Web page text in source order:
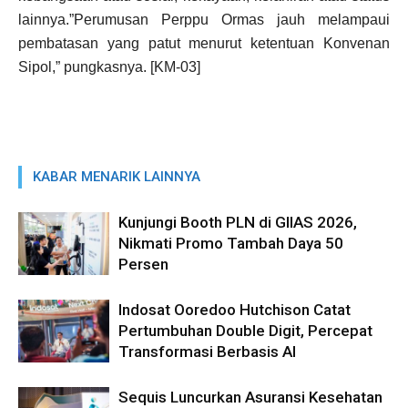
lainnya.”Perumusan Perppu Ormas jauh melampaui
pembatasan yang patut menurut ketentuan Konvenan
Sipol,” pungkasnya. [KM-03]
KABAR MENARIK LAINNYA
Kunjungi Booth PLN di GIIAS 2026,
Nikmati Promo Tambah Daya 50
Persen
Indosat Ooredoo Hutchison Catat
Pertumbuhan Double Digit, Percepat
Transformasi Berbasis AI
Sequis Luncurkan Asuransi Kesehatan